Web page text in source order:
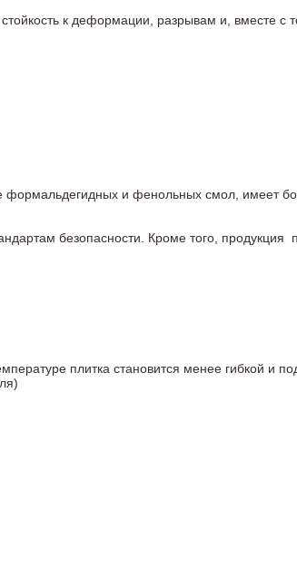
к деформации, разрывам и, вместе с
формальдегидных и фенольных смол, имеет
безопасности. Кроме того,
плитка становится менее гибкой и